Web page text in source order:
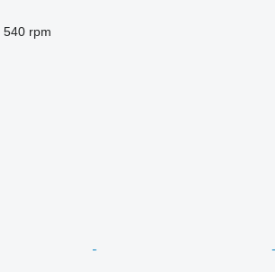
540 rpm